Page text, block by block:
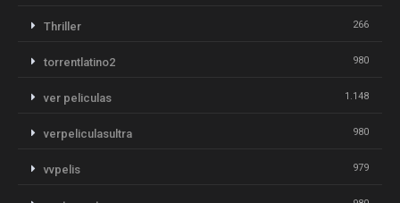
Thriller 266
torrentlatino2 980
ver peliculas 1.148
verpeliculasultra 980
vvpelis 979